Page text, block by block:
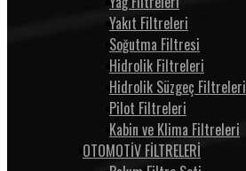
Yakıt Filtreleri
Soğutma Filtresi
Hidrolik Filtreleri
Hidrolik Süzgeç Filtreleri
Pilot Filtreleri
Kabin ve Klima Filtreleri
OTOMOTİV FİLTRELERİ